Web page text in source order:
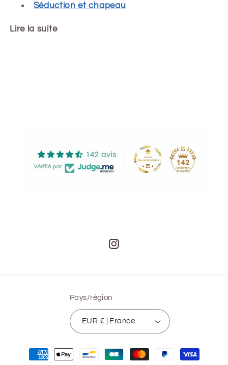
Séduction et chapeau
Lire la suite
Instagram
Pays/région
EUR € | France
Moyens